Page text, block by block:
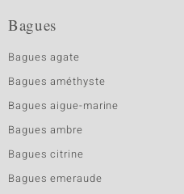
Bagues
Bagues agate
Bagues améthyste
Bagues aigue-marine
Bagues ambre
Bagues citrine
Bagues emeraude